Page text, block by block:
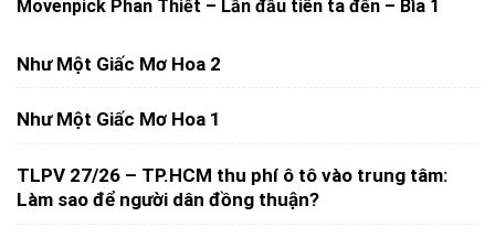
Movenpick Phan Thiết – Lần đầu tiên ta đến – Bìa 1
Như Một Giấc Mơ Hoa 2
Như Một Giấc Mơ Hoa 1
TLPV 27/26 – TP.HCM thu phí ô tô vào trung tâm:
Làm sao để người dân đồng thuận?